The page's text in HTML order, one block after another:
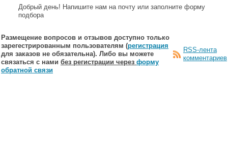
Добрый день! Напишите нам на почту или заполните форму
подбора
Размещение вопросов и отзывов доступно только
зарегестрированным пользователям (регистрация
для заказов не обязательна). Либо вы можете
связаться с нами без регистрации через форму
обратной связи
RSS-лента
комментариев